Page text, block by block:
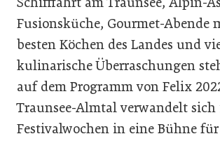
Fusionsküche, Gourmet-Abende
besten Köchen des Landes und
kulinarische Überraschungen
auf dem Programm von Felix
Traunsee-Almtal verwandelt
Festivalwochen in eine Bühne für